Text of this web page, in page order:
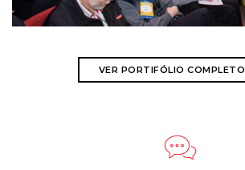
GRÁFICA
ABTG
VER PORTIFÓLIO COMPLETO